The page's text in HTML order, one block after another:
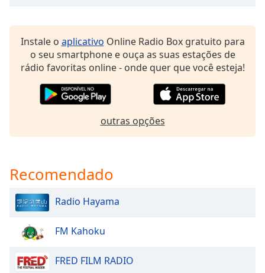
Text
Background
Instale o aplicativo Online Radio Box gratuito para
o seu smartphone e ouça as suas estações de
rádio favoritas online - onde quer que você esteja!
outras opções
Recomendado
Radio Hayama
FM Kahoku
FRED FILM RADIO